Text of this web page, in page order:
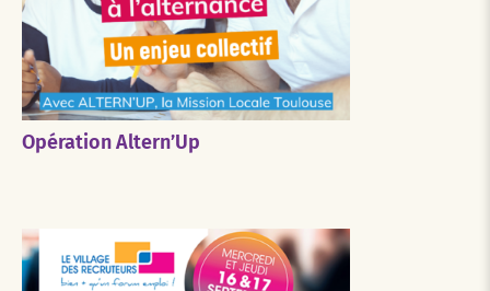
Opération Altern’Up